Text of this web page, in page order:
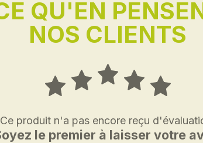
QU'EN
NOS CLIENTS
Ce produit n'a pas encore reçu
le premier à laisser votre